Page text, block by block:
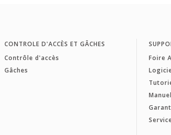
CONTROLE D'ACCÈS ET GÂCHES
Contrôle d'accès
Gâches
Foire